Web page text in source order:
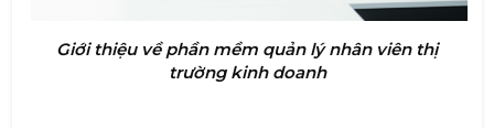
Giới thiệu về phần mềm quản lý nhân viên thị
trường kinh doanh